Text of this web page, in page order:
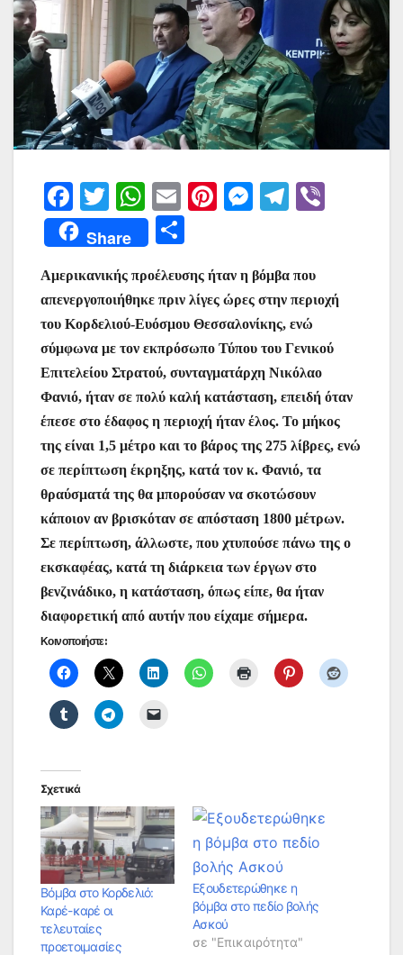
F
a
c
e
b
o
o
k
T
w
itt
er
W
h
at
s
A
p
p
E
m
ai
l
Pi
e
st
M
s
e
n
g
er
T
gr
a
m
Share
ρ
α
σ
τε
ίτ
ε
Αμερικανικής προέλευσης ήταν η βόμβα που
απενεργοποιήθηκε πριν λίγες ώρες στην περιοχή
του Κορδελιού-Ευόσμου Θεσσαλονίκης, ενώ
σύμφωνα με τον εκπρόσωπο Τύπου του Γενικού
Επιτελείου Στρατού, συνταγματάρχη Νικόλαο
Φανιό, ήταν σε πολύ καλή κατάσταση, επειδή όταν
έπεσε στο έδαφος η περιοχή ήταν έλος. Το μήκος
της είναι 1,5 μέτρο και το βάρος της 275 λίβρες, ενώ
σε περίπτωση έκρηξης, κατά τον κ. Φανιό, τα
θραύσματά της θα μπορούσαν να σκοτώσουν
κάποιον αν βρισκόταν σε απόσταση 1800 μέτρων.
Σε περίπτωση, άλλωστε, που χτυπούσε πάνω της ο
εκσκαφέας, κατά τη διάρκεια των έργων στο
βενζινάδικο, η κατάσταση, όπως είπε, θα ήταν
διαφορετική από αυτήν που είχαμε σήμερα.
Κοινοποιήστε:
Σχετικά
Βόμβα στο Κορδελιό:
Καρέ-καρέ οι
τελευταίες
προετοιμασίες
Εξουδετερώθηκε η
βόμβα στο πεδίο βολής
Ασκού
σε "Επικαιρότητα"